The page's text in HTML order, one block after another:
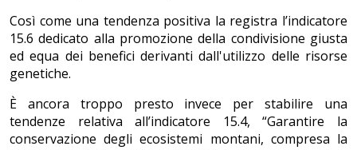
Così come una tendenza positiva la registra l’indicatore
15.6 dedicato alla promozione della condivisione giusta
ed equa dei benefici derivanti dall'utilizzo delle risorse
genetiche.
È ancora troppo presto invece per stabilire una
tendenze relativa all’indicatore 15.4, “Garantire la
conservazione degli ecosistemi montani, compresa la